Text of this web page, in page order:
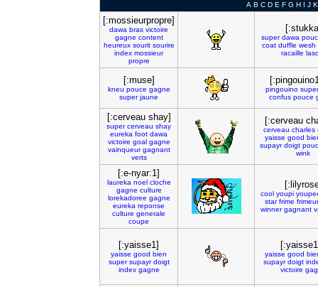
A B C D E F G H I J K
[:mossieurpropre]
dawa bras victoire
gagne content
heureux sourit sourire
index mossieur
propre
super dawa
coat duffle wesh
racaille
[:muse]
kneu pouce gagne
super jaune
pingouino super
confus pouce
[:cerveau shay]
super cerveau shay
eureka foot dawa
victoire goal gagne
vainqueur gagnant
verts
[:cerveau
cerveau charles
yaisse good
supayr doigt
wink
[:e-nyar:1]
laureka noel cloche
gagne culture
lorekadoree gagne
eureka reponse
culture generale
coupe
cool youpi
star frime frimeur
winner gagnant
[:yaisse1]
yaisse good bien
super supayr doigt
index gagne
yaisse good
supayr doigt
victoire